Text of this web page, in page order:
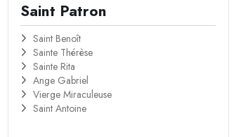
Saint Patron
Saint Benoît
Sainte Thérèse
Sainte Rita
Ange Gabriel
Vierge Miraculeuse
Saint Antoine